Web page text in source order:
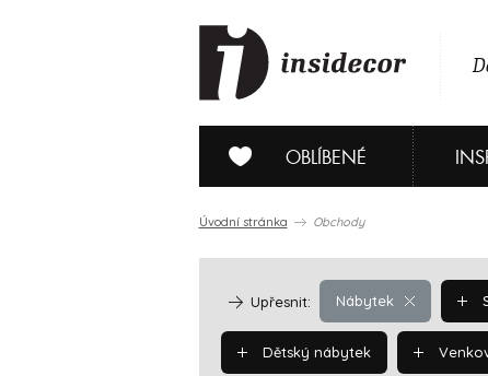
OBLÍBENÉ
Úvodní stránka Obchody
Nábytek
Upřesnit:
Dětský nábytek